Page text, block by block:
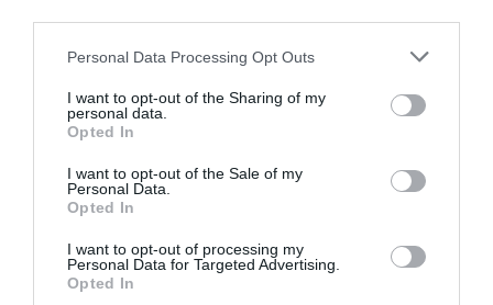
Personal Data Processing Opt Outs
I want to opt-out of the Sharing of my
personal data.
Opted In
I want to opt-out of the Sale of my
Personal Data.
Opted In
I want to opt-out of processing my
Personal Data for Targeted Advertising.
Opted In
Μόλις ακουµπήσουν στο βυθό, µαζεύουµε µε αργό ρυθµό
ένα-δύο µέτρα και στη συνέχεια ανεβοκατεβάζουµε αργά
και ρυθµικά το καλάµι, για δώσουµε κίνηση στο «κοπάδι»
µε τις καλαµαριέρες µας και να κινήσουµε το ενδιαφέρον
των καλαµαριών. Αν τα καλαµάρια είναι όντως κάτω από
το σκάφος, δε θα αργήσουν να επιτεθούν και οι πρώτες
συλλήψεις θα διαδέχονται η µία την άλλη!
Έχοντας καταφέρει να πιάσουµε τα πρώτα καλαµάρια,